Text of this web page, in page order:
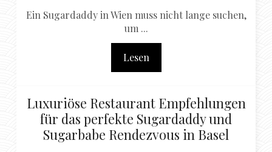
Ein Sugardaddy in Wien muss nicht lange suchen,
um ...
Lesen
Luxuriöse Restaurant Empfehlungen
für das perfekte Sugardaddy und
Sugarbabe Rendezvous in Basel